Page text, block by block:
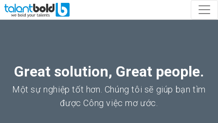
Great solution, Great people.
Một sự nghiệp tốt hơn. Chúng tôi sẽ giúp bạn tìm
được Công việc mơ ước.